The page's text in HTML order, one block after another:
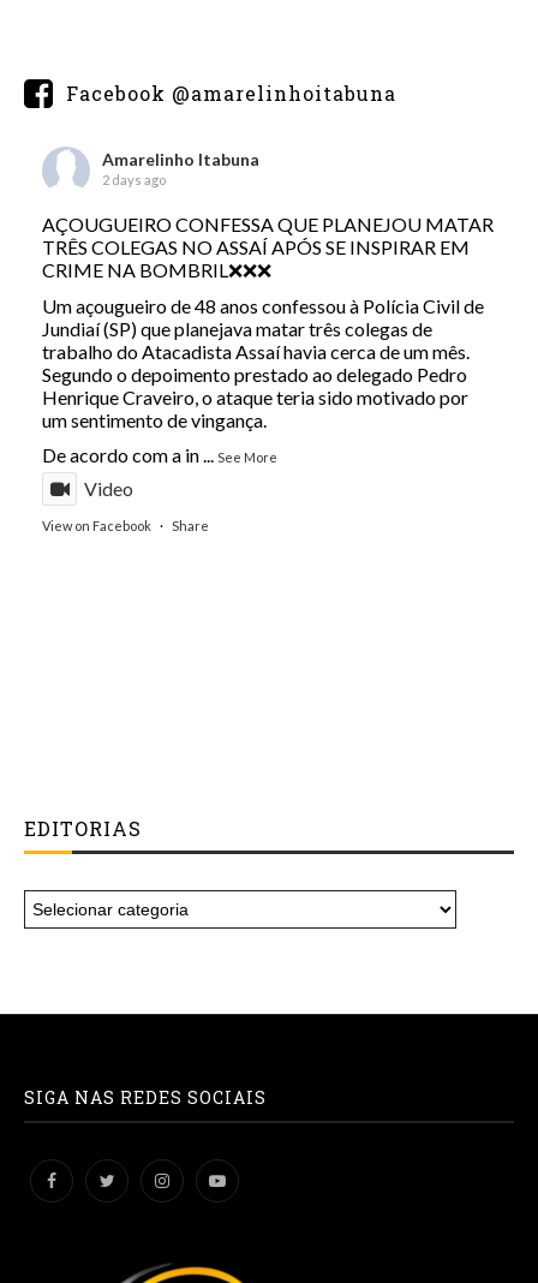
Facebook @amarelinhoitabuna
Amarelinho Itabuna
2 days ago
AÇOUGUEIRO CONFESSA QUE PLANEJOU MATAR
TRÊS COLEGAS NO ASSAÍ APÓS SE INSPIRAR EM
CRIME NA BOMBRIL❌❌❌
Um açougueiro de 48 anos confessou à Polícia Civil de
Jundiaí (SP) que planejava matar três colegas de
trabalho do Atacadista Assaí havia cerca de um mês.
Segundo o depoimento prestado ao delegado Pedro
Henrique Craveiro, o ataque teria sido motivado por
um sentimento de vingança.
De acordo com a in... See More
Video
View on Facebook · Share
EDITORIAS
SIGA NAS REDES SOCIAIS